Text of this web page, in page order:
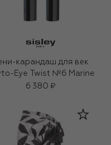
карандаш для век
Eye Twist №6 Marine
6 380 ₽